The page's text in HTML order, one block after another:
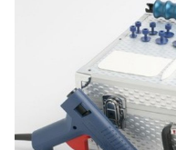
incl.
Voor 23:59 uur